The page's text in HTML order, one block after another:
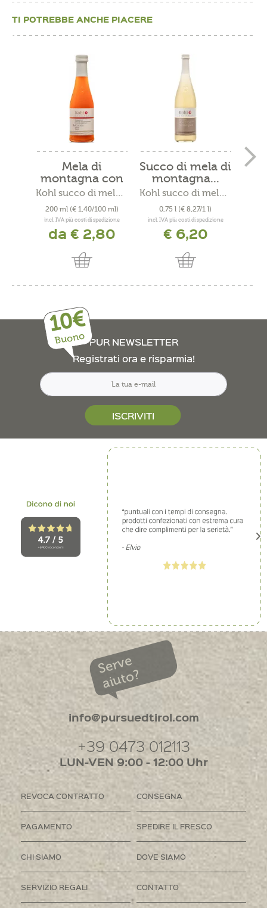
TI POTREBBE ANCHE PIACERE
Mela di
montagna con
Carote
Kohl succo di mela di montagna
200 ml (€ 1,40/100 ml)
incl. IVA più costi di spedizione
da € 2,80
Succo di mela di
montagna...
Kohl succo di mela di montagna
0,75 l (€ 8,27/1 l)
incl. IVA più costi di spedizione
€ 6,20
10€
Buono PUR NEWSLETTER
Registrati ora e risparmia!
ISCRIVITI
Serve
aiuto?
info@pursuedtirol.com
+39 0473 012113
LUN-VEN 9:00 - 12:00 Uhr
REVOCA CONTRATTO CONSEGNA
PAGAMENTO SPEDIRE IL FRESCO
CHI SIAMO DOVE SIAMO
SERVIZIO REGALI CONTATTO